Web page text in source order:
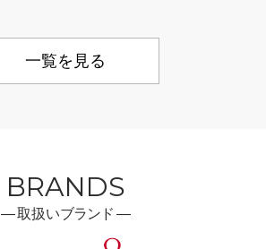
一覧を見る
BRANDS
―取扱いブランド ―